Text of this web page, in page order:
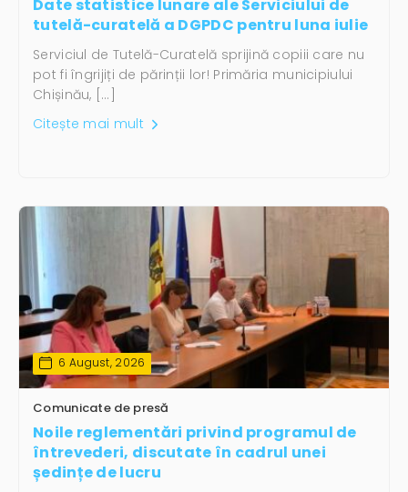
Date statistice lunare ale Serviciului de
tutelă-curatelă a DGPDC pentru luna iulie
Serviciul de Tutelă-Curatelă sprijină copiii care nu
pot fi îngrijiți de părinții lor! Primăria municipiului
Chișinău, […]
Citește mai mult
6 August, 2026
Comunicate de presă
Noile reglementări privind programul de
întrevederi, discutate în cadrul unei
ședințe de lucru